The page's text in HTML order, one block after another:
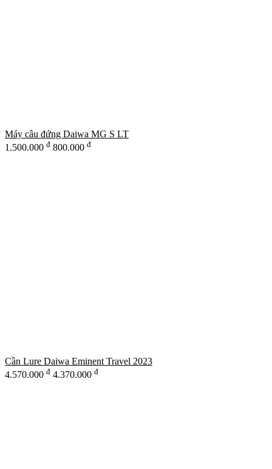
Máy câu đứng Daiwa MG S LT
1.500.000 đ 800.000 đ
Cần Lure Daiwa Eminent Travel 2023
4.570.000 đ 4.370.000 đ